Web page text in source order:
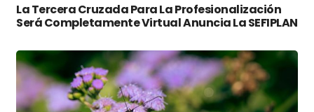
La Tercera Cruzada Para La Profesionalización
Será Completamente Virtual Anuncia La SEFIPLAN